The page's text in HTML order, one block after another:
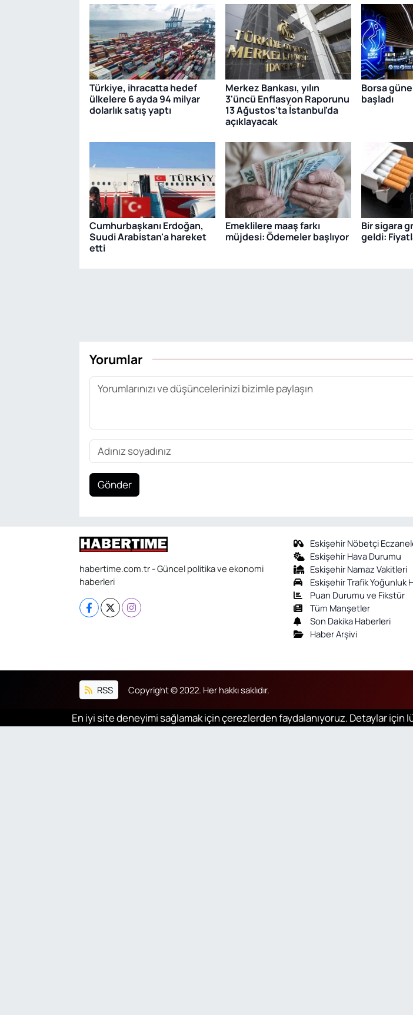
Türkiye, ihracatta hedef
ülkelere 6 ayda 94 milyar
dolarlık satış yaptı
Merkez Bankası, yılın
3'üncü Enflasyon Raporunu
13 Ağustos'ta İstanbul'da
açıklayacak
Borsa
başladı
Cumhurbaşkanı Erdoğan,
Suudi Arabistan'a hareket
etti
Emeklilere maaş farkı
müjdesi: Ödemeler başlıyor
Bir sigara
geldi:
Yorumlar
Gönder
habertime.com.tr - Güncel politika ve ekonomi
haberleri
Eskişehir Nöbetçi
Eskişehir Hava Durumu
Eskişehir Namaz Vakitleri
Eskişehir Trafik Yoğunluk
Puan Durumu ve Fikstür
Tüm Manşetler
Son Dakika Haberleri
Haber Arşivi
RSS Copyright © 2022. Her hakkı saklıdır.
En iyi site deneyimi sağlamak için çerezlerden faydalanıyoruz. Detaylar için